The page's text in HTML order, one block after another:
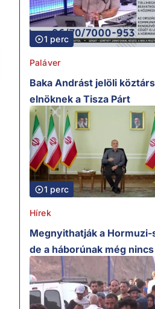
1 perc
Paláver
Baka Andrást jelöli
elnöknek a Tisza Párt
1 perc
Hírek
Megnyithatják a
de a háborúnak még